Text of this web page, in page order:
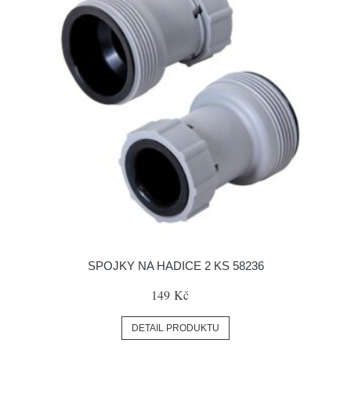
SPOJKY NA HADICE 2 KS 58236
149 Kč
DETAIL PRODUKTU